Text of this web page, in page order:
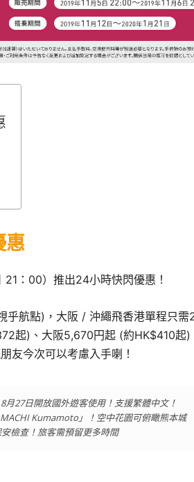
惠
：00）推出24小時快閃優惠！
乎航點)，大阪 / 沖繩飛香港單程只
起)、大阪5,670円起 (約HK$410起
友今次可以考慮入手喇！
27日開放國外遊客使用！支援繁體中文！
Kumamoto」！空中花園可俯瞰熊本城
檢查！旅客需預留更多時間